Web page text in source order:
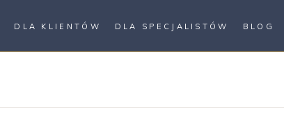
DLA KLIENTÓW DLA SPECJALISTÓW BLOG